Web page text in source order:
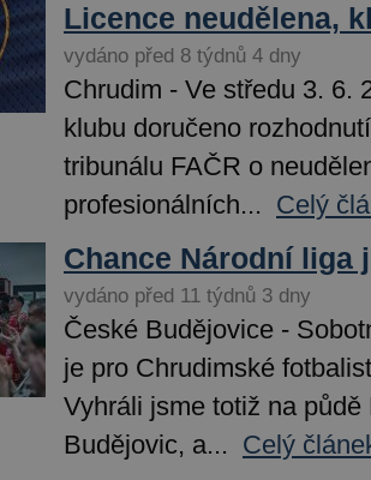
Licence neudělena,
vydáno před 8 týdnů 4 dny
Chrudim - Ve středu 3. 6.
klubu doručeno
tribunálu FAČR o
profesionálních... Celý
Chance Národní liga
vydáno před 11 týdnů 3 dny
České Budějovice -
je pro Chrudimské
Vyhráli jsme totiž na
Budějovic, a... Celý